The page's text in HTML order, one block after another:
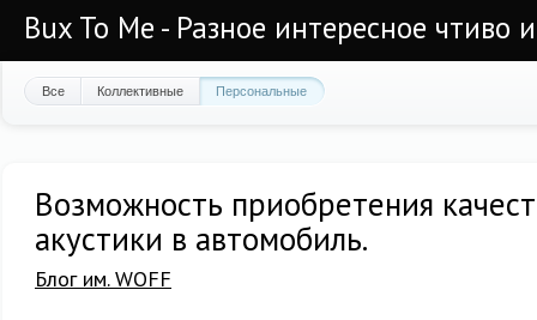
Bux To Me - Разное интересное чтиво
Все Коллективные Персональные
Возможность приобретения
акустики в автомобиль.
Блог им. WOFF